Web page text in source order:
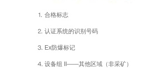
⒈ 合格标志
⒉ 认证系统的识别号码
⒊ Ex防爆标记
⒋ 设备组 II——其他区域（非采矿）